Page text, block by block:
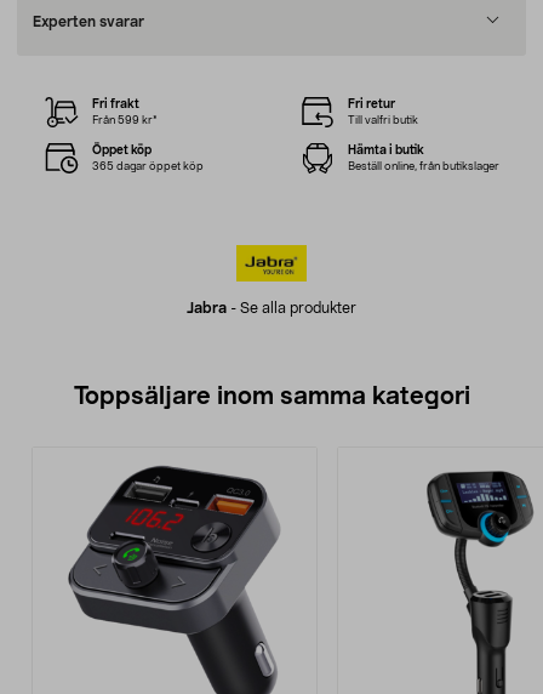
Experten svarar
Jabra - Se alla produkter
Fri frakt
Från 599 kr*
Fri retur
Till valfri butik
Öppet köp
365 dagar öppet köp
Hämta i butik
Beställ online, från butikslager
Toppsäljare inom samma kategori